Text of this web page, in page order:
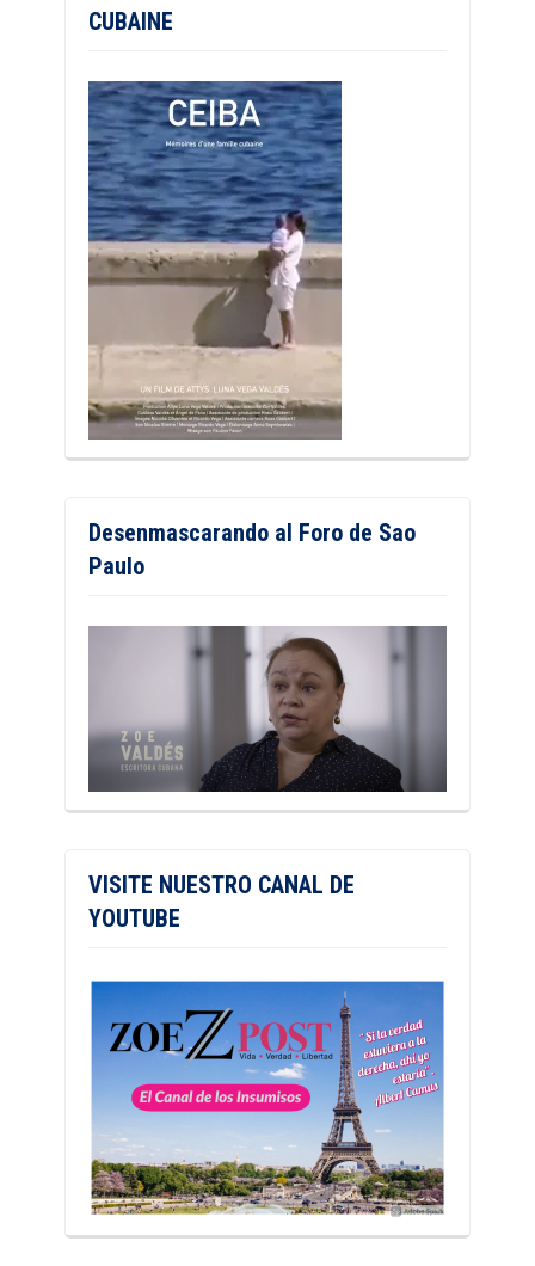
CUBAINE
Desenmascarando al Foro de Sao
Paulo
VISITE NUESTRO CANAL DE
YOUTUBE